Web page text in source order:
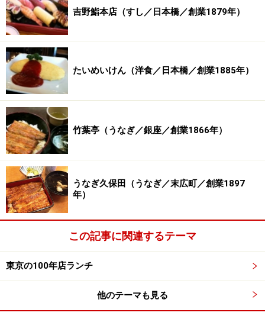
チョンマゲ頭やザンギリ頭、和服姿や洋服姿、そんな人
たちが入り乱れていたであろう明治初期、船橋屋もその
歩みを始めています。
では、新宿を代表する老舗天ぷら店の本店へと参りまし
ょう
※記事内容は執筆時点のものです。最新の内容をご確認くださ
い。
※メニューや料金などのデータは、取材時または記事公開時点で
吉野鮨本店（すし／日本橋／創業1879年）
たいめいけん（洋食／日本橋／創業1885年）
竹葉亭（うなぎ／銀座／創業1866年）
うなぎ久保田（うなぎ／末広町／創業1897
年）
この記事に関連するテーマ
東京の100年店ランチ
他のテーマも見る